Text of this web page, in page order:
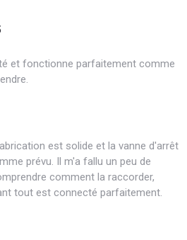
et fonctionne parfaitement comme
est solide et la vanne d'arrêt
prévu. Il m'a fallu un peu de
comment la raccorder,
tout est connecté parfaitement.